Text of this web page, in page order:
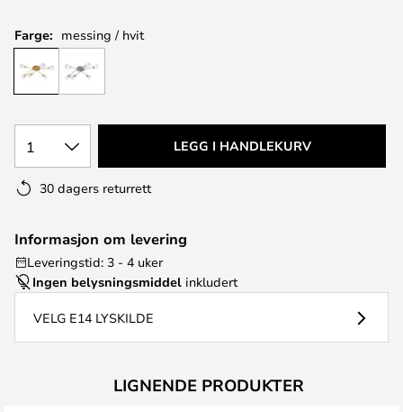
Farge: messing / hvit
1 LEGG I HANDLEKURV
30 dagers returrett
Informasjon om levering
Leveringstid: 3 - 4 uker
Ingen belysningsmiddel inkludert
VELG E14 LYSKILDE
LIGNENDE PRODUKTER